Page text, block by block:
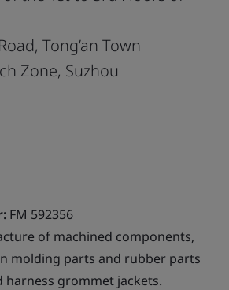
Tong’an Town
Zone, Suzhou
FM 592356
of machined components,
molding parts and rubber parts
harness grommet jackets.